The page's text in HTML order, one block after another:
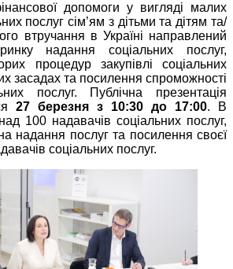
допомоги у вигляді малих
послуг сім’ям з дітьми та дітям та/
втручання в Україні направлений
надання соціальних послуг,
процедур закупівлі соціальних
засадах та посилення спроможності
послуг. Публічна презентація
27 березня з 10:30 до 17:00.
В
100 надавачів соціальних послуг,
надання послуг та посилення своєї
соціальних послуг.